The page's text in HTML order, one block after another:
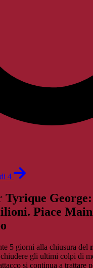
4
Tyrique
Piace
5 giorni alla chiusura del
gli ultimi colpi di
si continua a trattare